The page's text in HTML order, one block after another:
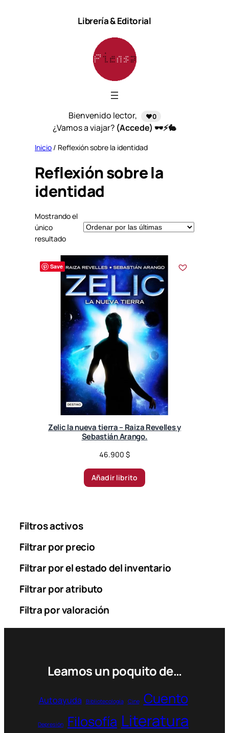
Librería & Editorial
Bienvenido lector, ❤️0
¿Vamos a viajar? (Accede) 🕶️⚡🐇
Inicio / Reflexión sobre la identidad
Reflexión sobre la
identidad
Mostrando el
único
resultado
Save
Zelic la nueva tierra – Raiza Revelles y
Sebastián Arango.
46.900 $
Añadir librito
Filtros activos
Filtrar por precio
Filtrar por el estado del inventario
Filtrar por atributo
Filtra por valoración
Leamos un poquito de…
Autoayuda Bibliotecología Cine Cuento
Depresión Filosofía Literatura